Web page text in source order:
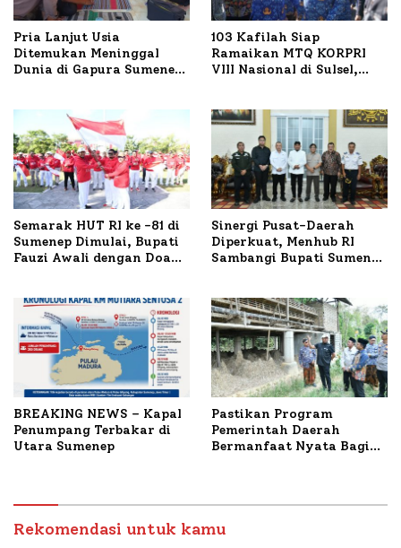
Pria Lanjut Usia
Ditemukan Meninggal
Dunia di Gapura Sumenep,
103 Kafilah Siap
Ramaikan MTQ KORPRI
VIII Nasional di Sulsel,
Semarak HUT RI ke -81 di
Sumenep Dimulai, Bupati
Fauzi Awali dengan Doa
Sinergi Pusat-Daerah
Diperkuat, Menhub RI
Sambangi Bupati Sumenep
BREAKING NEWS – Kapal
Penumpang Terbakar di
Utara Sumenep
Pastikan Program
Pemerintah Daerah
Bermanfaat Nyata Bagi
Petelur di Desa Bataal
Timur
Rekomendasi untuk kamu